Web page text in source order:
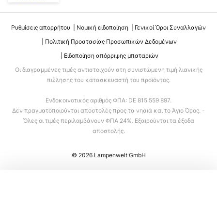
Ρυθμίσεις απορρήτου Νομική ειδοποίηση
Γενικοί Όροι Συναλλαγών
Πολιτική Προστασίας Προσωπικών Δεδομένων
Ειδοποίηση απόρριψης μπαταριών
Οι διαγραμμένες τιμές αντιστοιχούν στη συνιστώμενη τιμή λιανικής
πώλησης του κατασκευαστή του προϊόντος.
Ενδοκοινοτικός αριθμός ΦΠΑ: DE 815 559 897.
Δεν πραγματοποιούνται αποστολές προς τα νησιά και το Άγιο Όρος. -
Όλες οι τιμές περιλαμβάνουν ΦΠΑ 24%. Εξαιρούνται τα έξοδα
αποστολής.
© 2026 Lampenwelt GmbH